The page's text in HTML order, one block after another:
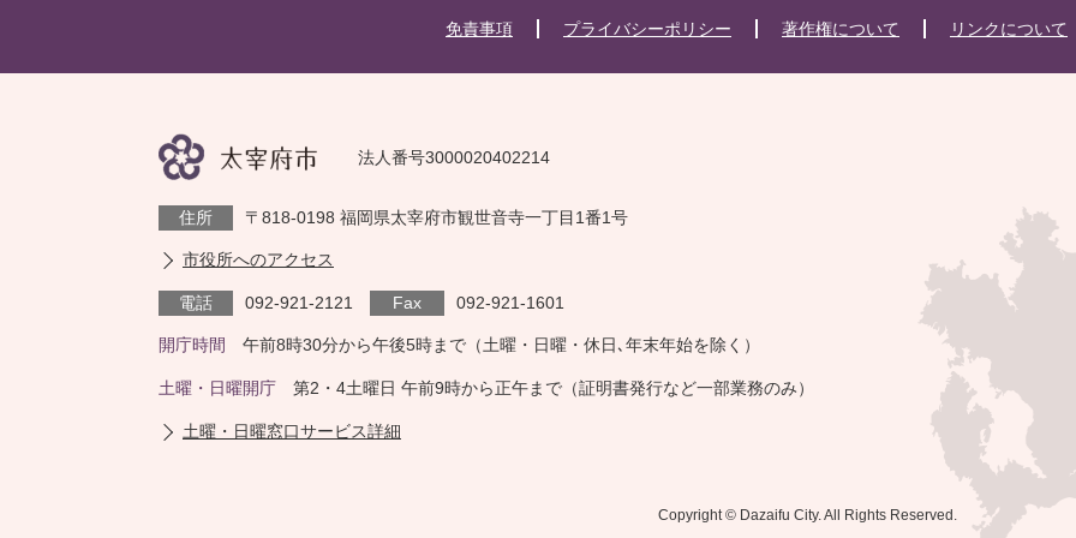
免責事項 プライバシーポリシー 著作権について リンクについて
法人番号3000020402214
住所 〒818-0198 福岡県太宰府市観世音寺一丁目1番1号
市役所へのアクセス
電話 092-921-2121 Fax 092-921-1601
開庁時間 午前8時30分から午後5時まで（土曜・日曜・休日､年末年始を除く）
土曜・日曜開庁 第2・4土曜日 午前9時から正午まで（証明書発行など一部業務のみ）
土曜・日曜窓口サービス詳細
Copyright © Dazaifu City. All Rights Reserved.